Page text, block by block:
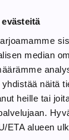
median
näitä
heille tai
ETA alueen
Vatajantie 191,